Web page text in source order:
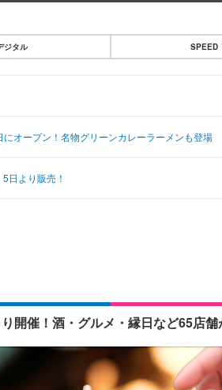
ジタル SPEED
オープン！名物グリーンカレーラーメンも登場
日より販売！
開催！酒・グルメ・縁日など65店